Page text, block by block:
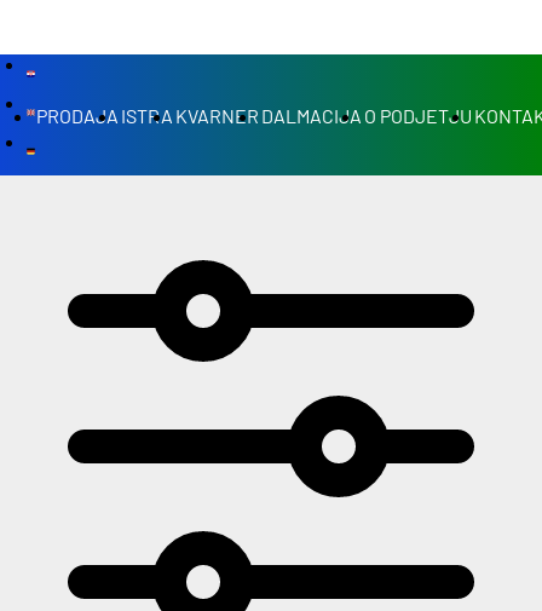
PRODAJA ISTRA KVARNER DALMACIJA O PODJETJU